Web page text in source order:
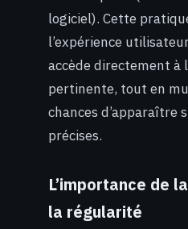
logiciel). Cette
l’expérience
accède directement à
pertinente, tout en
chances d’apparaître
précises.
L’importance de
la régularité